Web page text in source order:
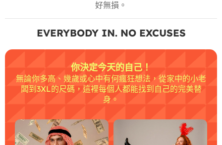
好無損。
EVERYBODY IN. NO EXCUSES
你決定今天的自己！
無論你多高、幾歲或心中有何瘋狂想法，從家中的小老
闆到3XL的尺碼，這裡每個人都能找到自己的完美替
身。